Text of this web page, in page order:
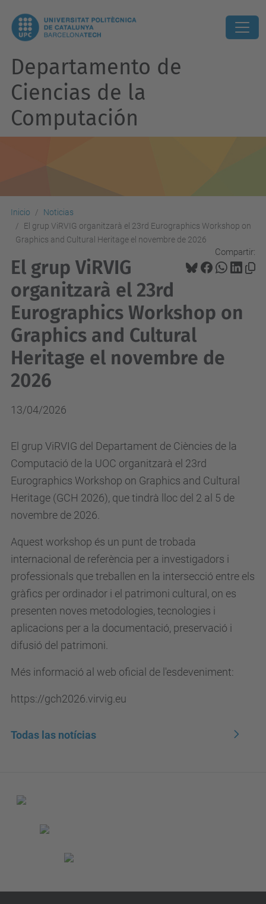
Departamento de
Ciencias de la
Computación
Inicio
Noticias
El grup ViRVIG organitzarà el 23rd Eurographics Workshop on
Graphics and Cultural Heritage el novembre de 2026
Compartir:
El grup ViRVIG
organitzarà el 23rd
Eurographics Workshop on
Graphics and Cultural
Heritage el novembre de
2026
13/04/2026
El grup ViRVIG del Departament de Ciències de la
Computació de la UOC organitzarà el 23rd
Eurographics Workshop on Graphics and Cultural
Heritage (GCH 2026), que tindrà lloc del 2 al 5 de
novembre de 2026.
Aquest workshop és un punt de trobada
internacional de referència per a investigadors i
professionals que treballen en la intersecció entre els
gràfics per ordinador i el patrimoni cultural, on es
presenten noves metodologies, tecnologies i
aplicacions per a la documentació, preservació i
difusió del patrimoni.
Més informació al web oficial de l'esdeveniment:
https://gch2026.virvig.eu
Todas las notícias